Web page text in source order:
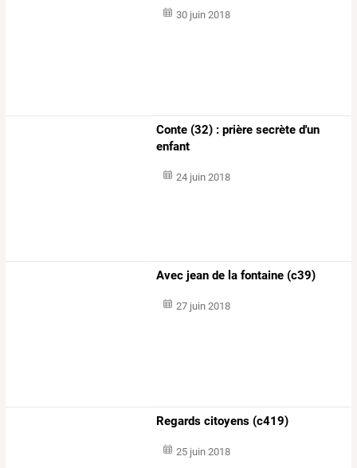
30 juin 2018
Conte (32) : prière secrète d'un
enfant
24 juin 2018
Avec jean de la fontaine (c39)
27 juin 2018
Regards citoyens (c419)
25 juin 2018